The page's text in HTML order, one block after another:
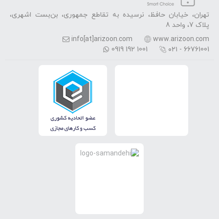
تهران، خیابان حافظ، نرسیده به تقاطع جمهوری، بن‌بست اشهری،
پلاک 7، واحد 8
www.arizoon.com
info[at]arizoon.com
۰۲۱ - 66761001
0919 192 1001